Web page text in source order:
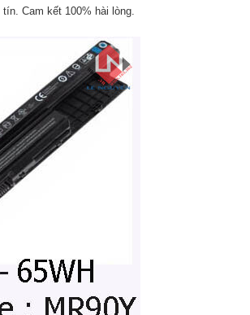
Cam kết 100% hài lòng.